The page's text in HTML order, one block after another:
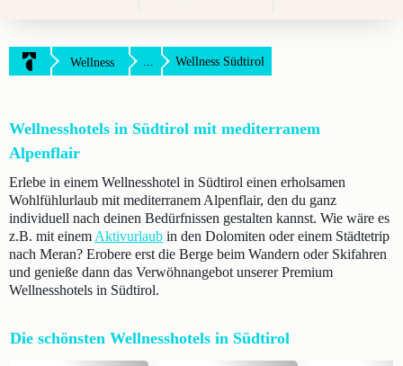
Wellness ... Wellness Südtirol
Wellnesshotels in Südtirol mit mediterranem
Alpenflair
Erlebe in einem Wellnesshotel in Südtirol einen erholsamen
Wohlfühlurlaub mit mediterranem Alpenflair, den du ganz
individuell nach deinen Bedürfnissen gestalten kannst. Wie wäre es
z.B. mit einem Aktivurlaub in den Dolomiten oder einem Städtetrip
nach Meran? Erobere erst die Berge beim Wandern oder Skifahren
und genieße dann das Verwöhnangebot unserer Premium
Wellnesshotels in Südtirol.
Die schönsten Wellnesshotels in Südtirol